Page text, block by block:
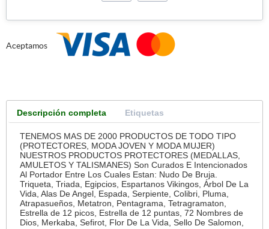
Aceptamos
Descripción completa Etiquetas
TENEMOS MAS DE 2000 PRODUCTOS DE TODO TIPO
(PROTECTORES, MODA JOVEN Y MODA MUJER)
NUESTROS PRODUCTOS PROTECTORES (MEDALLAS,
AMULETOS Y TALISMANES) Son Curados E Intencionados
Al Portador Entre Los Cuales Estan: Nudo De Bruja.
Triqueta, Triada, Egipcios, Espartanos Vikingos, Árbol De La
Vida, Alas De Angel, Espada, Serpiente, Colibri, Pluma,
Atrapasueños, Metatron, Pentagrama, Tetragramaton,
Estrella de 12 picos, Estrella de 12 puntas, 72 Nombres de
Dios, Merkaba, Sefirot, Flor De La Vida, Sello De Salomon,